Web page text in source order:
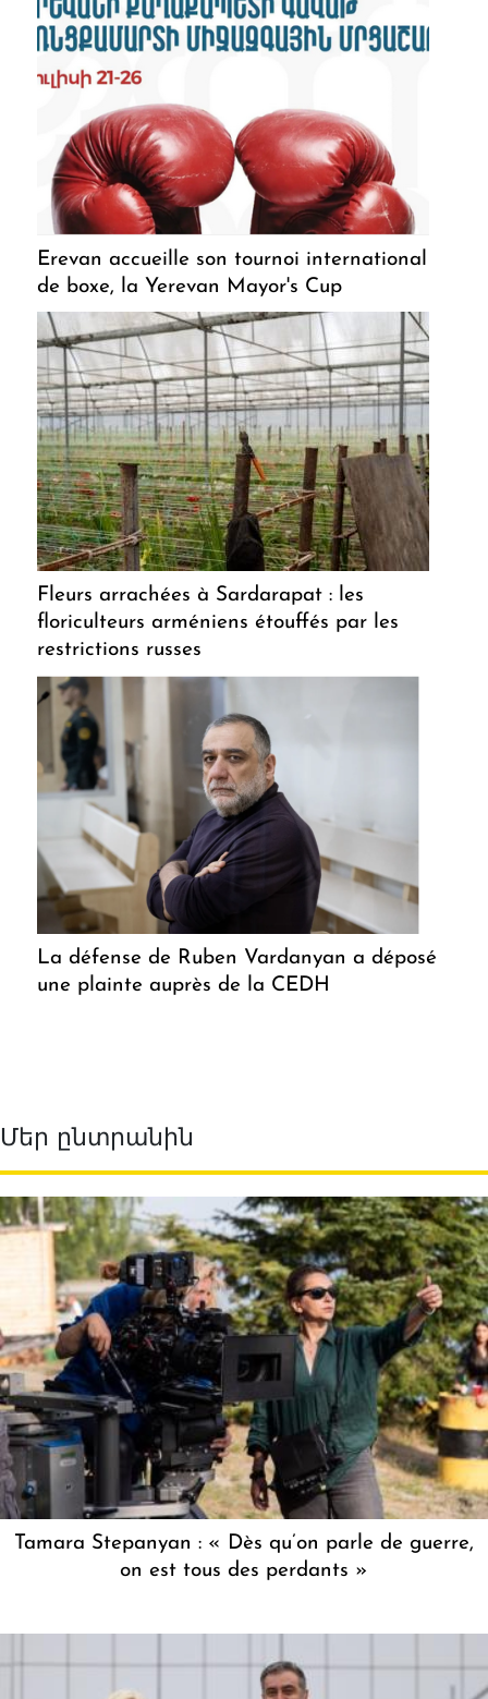
Erevan accueille son tournoi international
de boxe, la Yerevan Mayor's Cup
Fleurs arrachées à Sardarapat : les
floriculteurs arméniens étouffés par les
restrictions russes
La défense de Ruben Vardanyan a déposé
une plainte auprès de la CEDH
Մեր ընտրանին
Tamara Stepanyan : « Dès qu’on parle de guerre,
on est tous des perdants »